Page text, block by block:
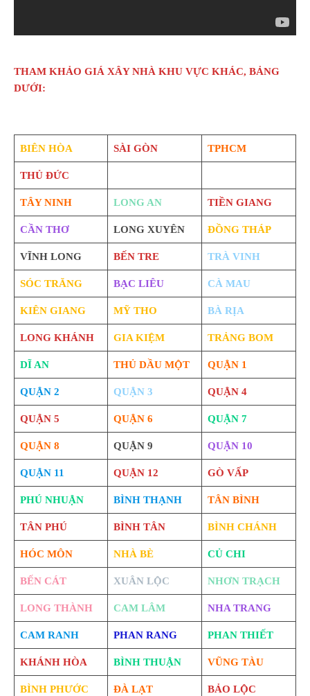
THAM KHẢO GIÁ XÂY NHÀ KHU VỰC KHÁC, BẢNG
DƯỚI:
BIÊN HÒA SÀI GÒN TPHCM
THỦ ĐỨC
TÂY NINH LONG AN TIỀN GIANG
CẦN THƠ LONG XUYÊN ĐỒNG THÁP
VĨNH LONG BẾN TRE TRÀ VINH
SÓC TRĂNG BẠC LIÊU CÀ MAU
KIÊN GIANG MỸ THO BÀ RỊA
LONG KHÁNH GIA KIỆM TRẢNG BOM
DĨ AN THỦ DẦU MỘT QUẬN 1
QUẬN 2 QUẬN 3 QUẬN 4
QUẬN 5 QUẬN 6 QUẬN 7
QUẬN 8 QUẬN 9 QUẬN 10
QUẬN 11 QUẬN 12 GÒ VẤP
PHÚ NHUẬN BÌNH THẠNH TÂN BÌNH
TÂN PHÚ BÌNH TÂN BÌNH CHÁNH
HÓC MÔN NHÀ BÈ CỦ CHI
BẾN CÁT XUÂN LỘC NHƠN TRẠCH
LONG THÀNH CAM LÂM NHA TRANG
CAM RANH PHAN RANG PHAN THIẾT
KHÁNH HÒA BÌNH THUẬN VŨNG TÀU
BÌNH PHƯỚC ĐÀ LẠT BẢO LỘC